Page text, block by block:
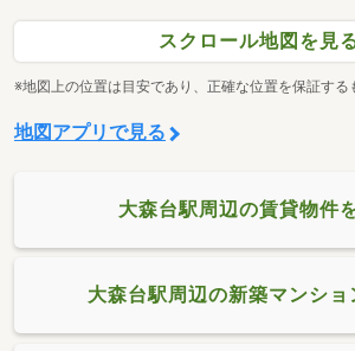
スクロール地図を見
※地図上の位置は目安であり、正確な位置を保証する
地図アプリで見る
大森台駅周辺の賃貸物件
大森台駅周辺の新築マンショ